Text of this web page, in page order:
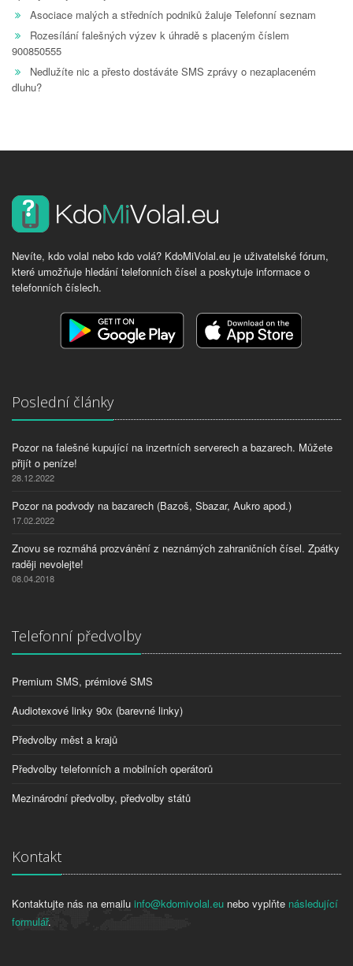
Asociace malých a středních podniků žaluje Telefonní seznam
Rozesílání falešných výzev k úhradě s placeným číslem
900850555
Nedlužíte nic a přesto dostáváte SMS zprávy o nezaplaceném
dluhu?
Nevíte, kdo volal nebo kdo volá? KdoMiVolal.eu je uživatelské fórum,
které umožňuje hledání telefonních čísel a poskytuje informace o
telefonních číslech.
Poslední články
Pozor na falešné kupující na inzertních serverech a bazarech. Můžete
přijít o peníze!
28.12.2022
Pozor na podvody na bazarech (Bazoš, Sbazar, Aukro apod.)
17.02.2022
Znovu se rozmáhá prozvánění z neznámých zahraničních čísel. Zpátky
raději nevolejte!
08.04.2018
Telefonní předvolby
Premium SMS, prémiové SMS
Audiotexové linky 90x (barevné linky)
Předvolby měst a krajů
Předvolby telefonních a mobilních operátorů
Mezinárodní předvolby, předvolby států
Kontakt
Kontaktujte nás na emailu info@kdomivolal.eu nebo vyplňte následující
formulář.